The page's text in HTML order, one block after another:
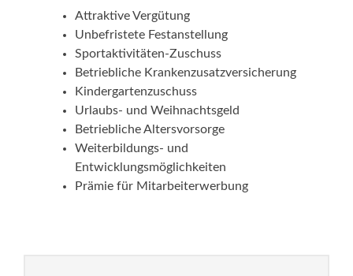
Attraktive Vergütung
Unbefristete Festanstellung
Sportaktivitäten-Zuschuss
Betriebliche Krankenzusatzversicherung
Kindergartenzuschuss
Urlaubs- und Weihnachtsgeld
Betriebliche Altersvorsorge
Weiterbildungs- und
Entwicklungsmöglichkeiten
Prämie für Mitarbeiterwerbung